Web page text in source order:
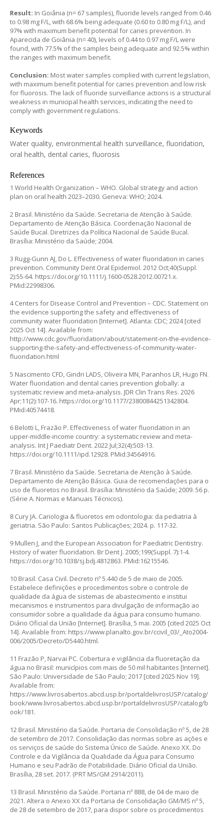
Result: In Goiânia (n= 67 samples), fluoride levels ranged from 0.46
to 0.98 mg F/L, with 68.6% being adequate (0.60 to 0.80 mg F/L), and
97% with maximum benefit potential for caries prevention. In
Aparecida de Goiânia (n= 40), levels of 0.44 to 0.97 mg F/L were
found, with 77.5% of the samples being adequate and 92.5% within
the ranges with maximum benefit.
Conclusion: Most water samples complied with current legislation,
with maximum benefit potential for caries prevention and low risk
for fluorosis. The lack of fluoride surveillance actions is a structural
weakness in municipal health services, indicating the need to
comply with government regulations.
Keywords
Water quality, environmental health surveillance, fluoridation,
oral health, dental caries, fluorosis
References
1 World Health Organization – WHO. Global strategy and action
plan on oral health 2023–2030. Geneva: WHO; 2024.
2 Brasil. Ministério da Saúde. Secretaria de Atenção à Saúde.
Departamento de Atenção Básica. Coordenação Nacional de
Saúde Bucal. Diretrizes da Política Nacional de Saúde Bucal.
Brasília: Ministério da Saúde; 2004.
3 Rugg-Gunn AJ, Do L. Effectiveness of water fluoridation in caries
prevention. Community Dent Oral Epidemiol. 2012 Oct;40(Suppl.
2):55-64. https://doi.org/10.1111/j.1600-0528.2012.00721.x.
PMid:22998306.
4 Centers for Disease Control and Prevention – CDC. Statement on
the evidence supporting the safety and effectiveness of
community water fluoridation [Internet]. Atlanta: CDC; 2024 [cited
2025 Oct 14]. Available from:
http://www.cdc.gov/fluoridation/about/statement-on-the-evidence-
supporting-the-safety-and-effectiveness-of-community-water-
fluoridation.html
5 Nascimento CFD, Gindri LADS, Oliveira MN, Paranhos LR, Hugo FN.
Water fluoridation and dental caries prevention globally: a
systematic review and meta-analysis. JDR Clin Trans Res. 2026
Apr;11(2):107-16. https://doi.org/10.1177/23800844251342804.
PMid:40574418.
6 Belotti L, Frazão P. Effectiveness of water fluoridation in an
upper-middle-income country: a systematic review and meta-
analysis. Int J Paediatr Dent. 2022 Jul;32(4):503-13.
https://doi.org/10.1111/ipd.12928. PMid:34564916.
7 Brasil. Ministério da Saúde. Secretaria de Atenção à Saúde.
Departamento de Atenção Básica. Guia de recomendações para o
uso de fluoretos no Brasil. Brasília: Ministério da Saúde; 2009. 56 p.
(Série A. Normas e Manuais Técnicos).
8 Cury JA. Cariologia & fluoretos em odontologia: da pediatria à
geriatria. São Paulo: Santos Publicações; 2024. p. 117-32.
9 Mullen J, and the European Association for Paediatric Dentistry.
History of water fluoridation. Br Dent J. 2005;199(Suppl. 7):1-4.
https://doi.org/10.1038/sj.bdj.4812863. PMid:16215546.
10 Brasil. Casa Civil. Decreto nº 5.440 de 5 de maio de 2005.
Estabelece definições e procedimentos sobre o controle de
qualidade da água de sistemas de abastecimento e institui
mecanismos e instrumentos para divulgação de informação ao
consumidor sobre a qualidade da água para consumo humano.
Diário Oficial da União [Internet]. Brasília, 5 mai. 2005 [cited 2025 Oct
14]. Available from: https://www.planalto.gov.br/ccivil_03/_Ato2004-
006/2005/Decreto/D5440.html.
11 Frazão P, Narvai PC. Cobertura e vigilância da fluoretação da
água no Brasil: municípios com mais de 50 mil habitantes [Internet].
São Paulo: Universidade de São Paulo; 2017 [cited 2025 Nov 19].
Available from:
https://www.livrosabertos.abcd.usp.br/portaldelivrosUSP/catalog/
book/www.livrosabertos.abcd.usp.br/portaldelivrosUSP/catalog/b
ook/181.
12 Brasil. Ministério da Saúde. Portaria de Consolidação nº 5, de 28
de setembro de 2017. Consolidação das normas sobre as ações e
os serviços de saúde do Sistema Único de Saúde. Anexo XX. Do
Controle e da Vigilância da Qualidade da Água para Consumo
Humano e seu Padrão de Potabilidade. Diário Oficial da União.
Brasília, 28 set. 2017. (PRT MS/GM 2914/2011).
13 Brasil. Ministério da Saúde. Portaria nº 888, de 04 de maio de
2021. Altera o Anexo XX da Portaria de Consolidação GM/MS nº 5,
de 28 de setembro de 2017, para dispor sobre os procedimentos